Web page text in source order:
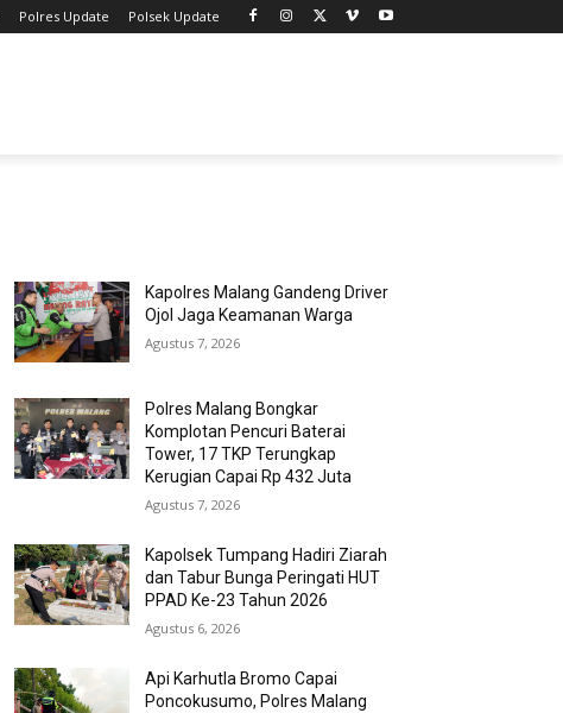
Polres Update Polsek Update
Kapolres Malang Gandeng Driver
Ojol Jaga Keamanan Warga
Agustus 7, 2026
Polres Malang Bongkar
Komplotan Pencuri Baterai
Tower, 17 TKP Terungkap
Kerugian Capai Rp 432 Juta
Agustus 7, 2026
Kapolsek Tumpang Hadiri Ziarah
dan Tabur Bunga Peringati HUT
PPAD Ke-23 Tahun 2026
Agustus 6, 2026
Api Karhutla Bromo Capai
Poncokusumo, Polres Malang